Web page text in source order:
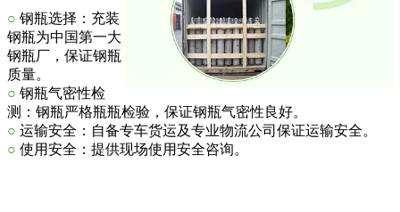
○ 钢瓶选择：充装
钢瓶为中国第一大
钢瓶厂，保证钢瓶
质量。
○ 钢瓶气密性检
测：钢瓶严格瓶瓶检验，保证钢瓶气密性良好。
○ 运输安全：自备专车货运及专业物流公司保证运输安全。
○ 使用安全：提供现场使用安全咨询。